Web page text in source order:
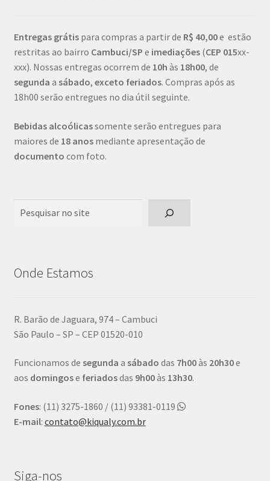
Entregas grátis para compras a partir de R$ 40,00e estão
restritas ao bairro Cambuci/SP e imediações(CEP 015xx-
xxx). Nossas entregas ocorrem de 10h às 18h00, de
segunda a sábado, exceto feriados. Compras após as
18h00 serão entregues no dia útil seguinte.
Bebidas alcoólicassomente serão entregues para
maiores de 18 anosmediante apresentação de
documento com foto.
Onde Estamos
R. Barão de Jaguara, 974 – Cambuci
São Paulo – SP – CEP 01520-010
Funcionamos de segunda a sábado das 7h00às 20h30e
aos domingose feriadosdas 9h00às 13h30.
Fones: (11) 3275-1860 / (11) 93381-0119
E-mail: contato@kiqualy.com.br
Siga-nos